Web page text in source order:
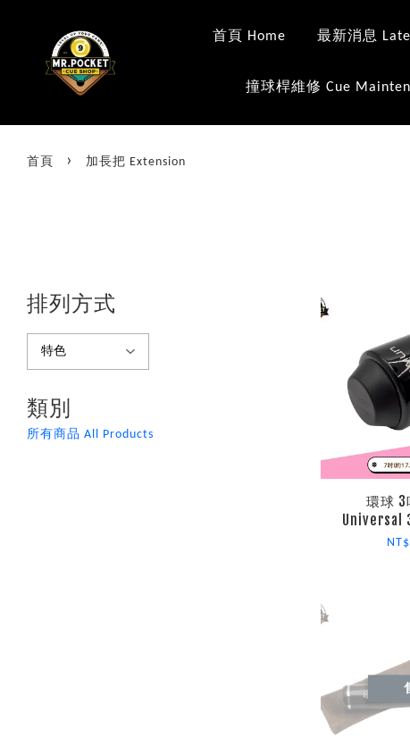
首頁 Home 最新消息
撞球桿維修 Cue
首頁 › 加長把 Extension
排列方式
類別
所有商品 All Products
環球 3
Universal